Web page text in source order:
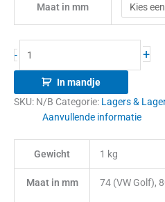
Maat in mm
- +
In mandje
SKU: N/B Categorie: Lagers &
Aanvullende informatie
Gewicht 1 kg
Maat in mm 74 (VW Golf),